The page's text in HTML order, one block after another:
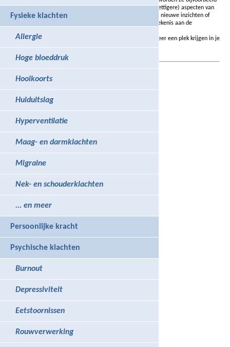
Fysieke klachten
Allergie
Hoge bloeddruk
Hooikoorts
Huiduitslag
Hyperventilatie
Maag- en darmklachten
Migraine
Nek- en schouderklachten
... en meer
Persoonlijke kracht
Psychische klachten
Burnout
Depressiviteit
Eetstoornissen
Rouwverwerking
waziger of kleiner. Ook kan het gebeuren dat andere (vaak prettigere) aspecten van
dezelfde situatie prominenter naar voren komen. Ook kunnen nieuwe inzichten of
gedachten ontstaan die een andere, minder bedreigende betekenis aan de
Dit alles zorgt ervoor dat de schokkende ervaringen steeds meer een plek krijgen in je
levensgeschiedenis.
Ga terug naar de vorige pagina